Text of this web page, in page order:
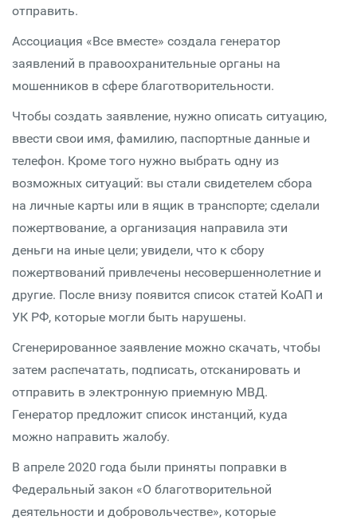
отправить.
Ассоциация «Все вместе» создала генератор
заявлений в правоохранительные органы на
мошенников в сфере благотворительности.
Чтобы создать заявление, нужно описать ситуацию,
ввести свои имя, фамилию, паспортные данные и
телефон. Кроме того нужно выбрать одну из
возможных ситуаций: вы стали свидетелем сбора
на личные карты или в ящик в транспорте; сделали
пожертвование, а организация направила эти
деньги на иные цели; увидели, что к сбору
пожертвований привлечены несовершеннолетние и
другие. После внизу появится список статей КоАП и
УК РФ, которые могли быть нарушены.
Сгенерированное заявление можно скачать, чтобы
затем распечатать, подписать, отсканировать и
отправить в электронную приемную МВД.
Генератор предложит список инстанций, куда
можно направить жалобу.
В апреле 2020 года были приняты поправки в
Федеральный закон «О благотворительной
деятельности и добровольчестве», которые